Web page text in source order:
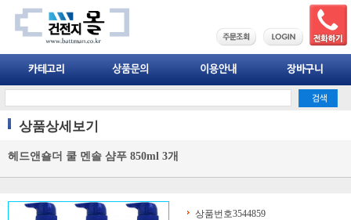
상품상세보기
헤드앤숄더 쿨 멘솔 샴푸 850ml 3개
상품번호3544859